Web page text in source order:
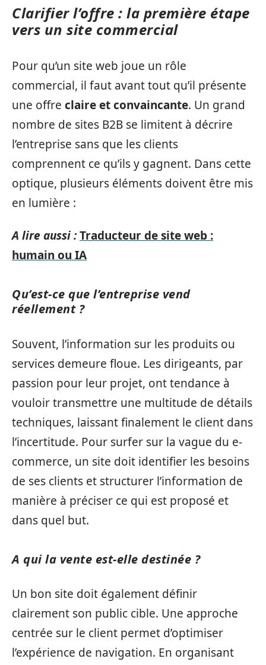
Clarifier l’offre : la première étape
vers un site commercial
Pour qu’un site web joue un rôle
commercial, il faut avant tout qu’il présente
une offre claire et convaincante. Un grand
nombre de sites B2B se limitent à décrire
l’entreprise sans que les clients
comprennent ce qu’ils y gagnent. Dans cette
optique, plusieurs éléments doivent être mis
en lumière :
A lire aussi :Traducteur de site web :
humain ou IA
Qu’est-ce que l’entreprise vend
réellement ?
Souvent, l’information sur les produits ou
services demeure floue. Les dirigeants, par
passion pour leur projet, ont tendance à
vouloir transmettre une multitude de détails
techniques, laissant finalement le client dans
l’incertitude. Pour surfer sur la vague du e-
commerce, un site doit identifier les besoins
de ses clients et structurer l’information de
manière à préciser ce qui est proposé et
dans quel but.
A qui la vente est-elle destinée ?
Un bon site doit également définir
clairement son public cible. Une approche
centrée sur le client permet d’optimiser
l’expérience de navigation. En organisant